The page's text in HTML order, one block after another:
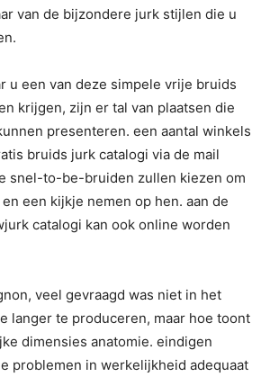
van de bijzondere jurk stijlen die u
u een van deze simpele vrije bruids
krijgen, zijn er tal van plaatsen die
presenteren. een aantal winkels
bruids jurk catalogi via de mail
snel-to-be-bruiden zullen kiezen om
een kijkje nemen op hen. aan de
catalogi kan ook online worden
veel gevraagd was niet in het
langer te produceren, maar hoe toont
dimensies anatomie. eindigen
problemen in werkelijkheid adequaat